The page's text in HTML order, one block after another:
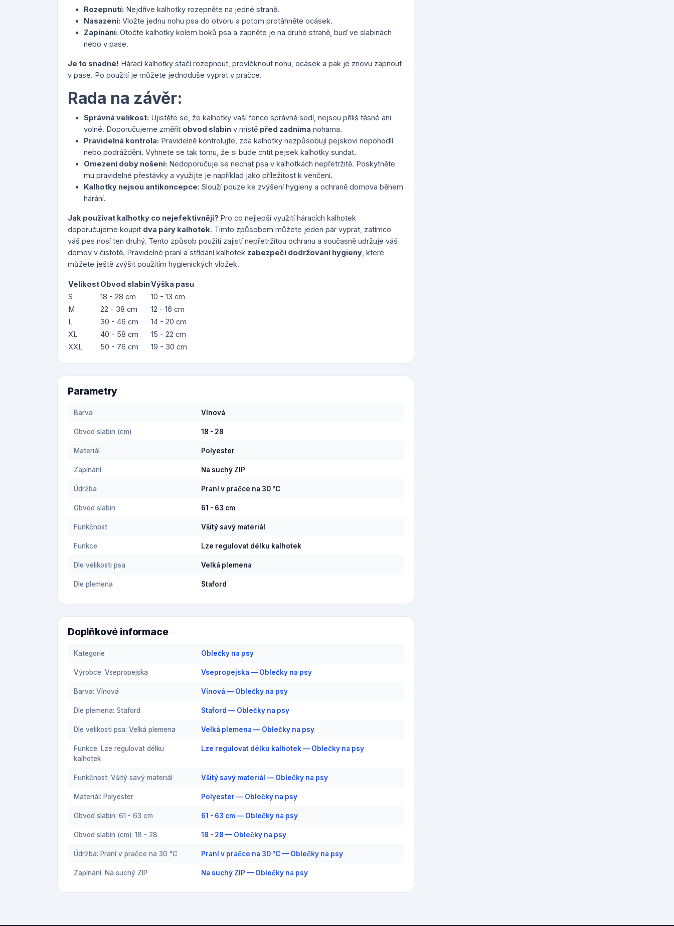
Rozepnutí: Nejdříve kalhotky rozepněte na jedné straně.
Nasazení: Vložte jednu nohu psa do otvoru a potom protáhněte ocásek.
Zapínání: Otočte kalhotky kolem boků psa a zapněte je na druhé straně, buď ve slabinách
nebo v pase.
Je to snadné! Hárací kalhotky stačí rozepnout, provléknout nohu, ocásek a pak je znovu zapnout
v pase. Po použití je můžete jednoduše vyprat v pračce.
Rada na závěr:
Správná velikost: Ujistěte se, že kalhotky vaší fence správně sedí, nejsou příliš těsné ani
volné. Doporučujeme změřit obvod slabin v místě před zadníma nohama.
Pravidelná kontrola: Pravidelně kontrolujte, zda kalhotky nezpůsobují pejskovi nepohodlí
nebo podráždění. Vyhnete se tak tomu, že si bude chtít pejsek kalhotky sundat.
Omezení doby nošení: Nedoporučuje se nechat psa v kalhotkách nepřetržitě. Poskytněte
mu pravidelné přestávky a využijte je například jako příležitost k venčení.
Kalhotky nejsou antikoncepce: Slouží pouze ke zvýšení hygieny a ochraně domova během
hárání.
Jak používat kalhotky co nejefektivněji? Pro co nejlepší využití háracích kalhotek
doporučujeme koupit dva páry kalhotek. Tímto způsobem můžete jeden pár vyprat, zatímco
váš pes nosí ten druhý. Tento způsob použití zajistí nepřetržitou ochranu a současně udržuje váš
domov v čistotě. Pravidelné praní a střídání kalhotek zabezpečí dodržování hygieny , které
můžete ještě zvýšit použitím hygienických vložek.
VelikostObvod slabinVýška pasu
S
18 - 28 cm
10 - 13 cm
M
22 - 38 cm
12 - 16 cm
L
30 - 46 cm
14 - 20 cm
XL
40 - 58 cm
15 - 22 cm
XXL
50 - 76 cm 19 - 30 cm
Parametry
Barva Vínová
Obvod slabin (cm) 18 - 28
Materiál Polyester
Zapínání Na suchý ZIP
Údržba Praní v pračce na 30 °C
Obvod slabin 61 - 63 cm
Funkčnost Všitý savý materiál
Funkce Lze regulovat délku kalhotek
Dle velikosti psa Velká plemena
Dle plemena Staford
Doplňkové informace
Kategorie Oblečky na psy
Výrobce: Vsepropejska Vsepropejska — Oblečky na psy
Barva: Vínová Vínová — Oblečky na psy
Dle plemena: Staford Staford — Oblečky na psy
Dle velikosti psa: Velká plemena Velká plemena — Oblečky na psy
Funkce: Lze regulovat délku
kalhotek
Lze regulovat délku kalhotek — Oblečky na psy
Funkčnost: Všitý savý materiál Všitý savý materiál — Oblečky na psy
Materiál: Polyester Polyester — Oblečky na psy
Obvod slabin: 61 - 63 cm 61 - 63 cm — Oblečky na psy
Obvod slabin (cm): 18 - 28 18 - 28 — Oblečky na psy
Údržba: Praní v pračce na 30 °C Praní v pračce na 30 °C — Oblečky na psy
Zapínání: Na suchý ZIP Na suchý ZIP — Oblečky na psy